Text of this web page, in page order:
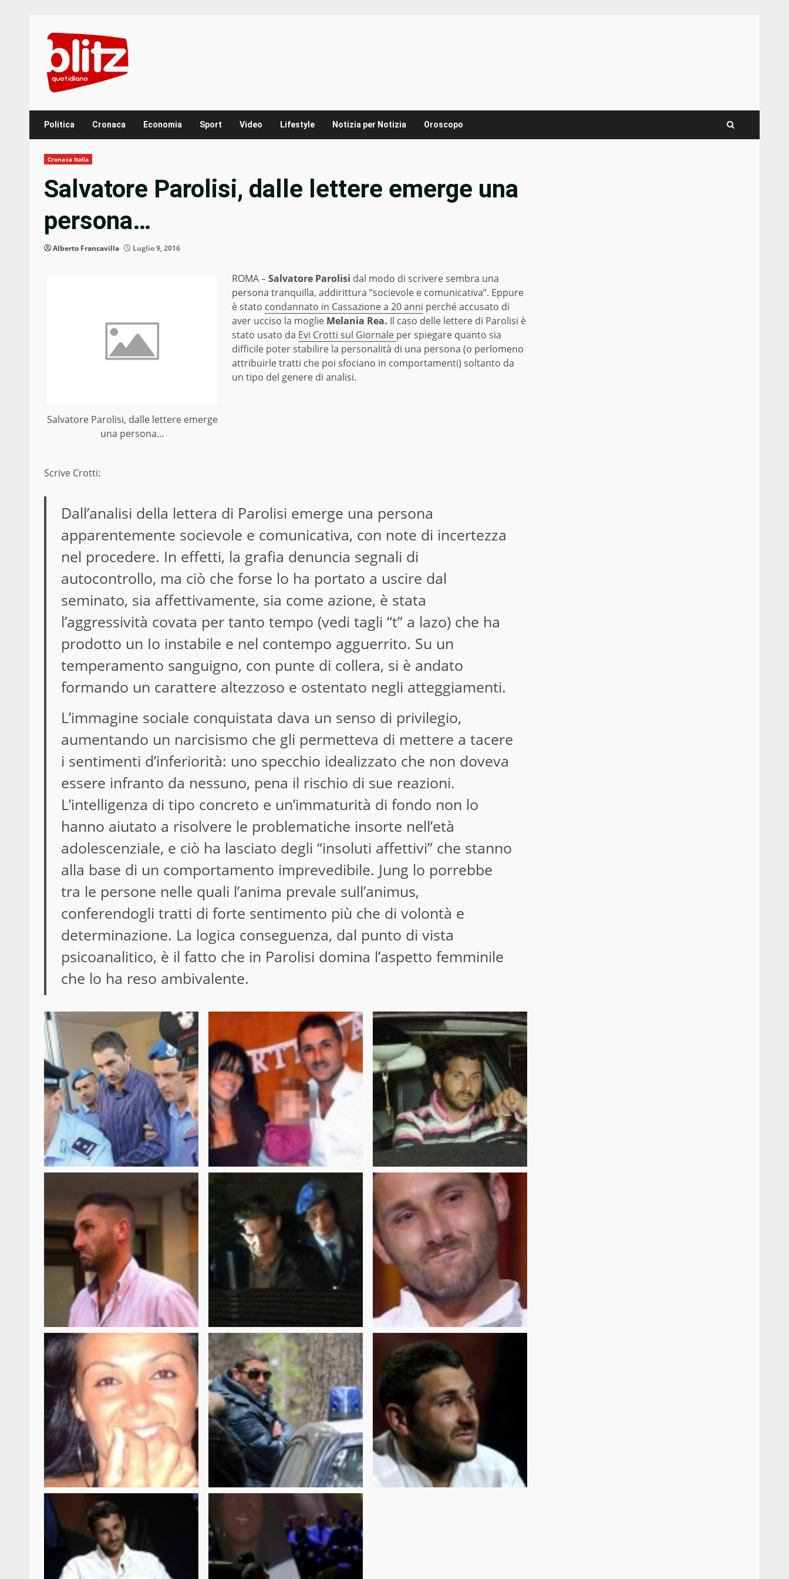
content
Politica Cronaca Economia Sport Video Lifestyle Notizia per Notizia Oroscopo
Cronaca Italia
Salvatore Parolisi, dalle lettere emerge una
persona…
Alberto Francavilla Luglio 9, 2016
Salvatore Parolisi, dalle lettere emerge
una persona…
ROMA –Salvatore Parolisi dal modo di scrivere sembra una
persona tranquilla, addirittura “socievole e comunicativa”. Eppure
è stato condannato in Cassazione a 20 anni perché accusato di
aver ucciso la moglie Melania Rea. Il caso delle lettere di Parolisi è
stato usato da Evi Crotti sul Giornale per spiegare quanto sia
difficile poter stabilire la personalità di una persona (o perlomeno
attribuirle tratti che poi sfociano in comportamenti) soltanto da
un tipo del genere di analisi.
Scrive Crotti:
Dall’analisi della lettera di Parolisi emerge una persona
apparentemente socievole e comunicativa, con note di incertezza
nel procedere. In effetti, la grafia denuncia segnali di
autocontrollo, ma ciò che forse lo ha portato a uscire dal
seminato, sia affettivamente, sia come azione, è stata
l’aggressività covata per tanto tempo (vedi tagli “t” a lazo) che ha
prodotto un Io instabile e nel contempo agguerrito. Su un
temperamento sanguigno, con punte di collera, si è andato
formando un carattere altezzoso e ostentato negli atteggiamenti.
L’immagine sociale conquistata dava un senso di privilegio,
aumentando un narcisismo che gli permetteva di mettere a tacere
i sentimenti d’inferiorità: uno specchio idealizzato che non doveva
essere infranto da nessuno, pena il rischio di sue reazioni.
L’intelligenza di tipo concreto e un’immaturità di fondo non lo
hanno aiutato a risolvere le problematiche insorte nell’età
adolescenziale, e ciò ha lasciato degli “insoluti affettivi” che stanno
alla base di un comportamento imprevedibile. Jung lo porrebbe
tra le persone nelle quali l’anima prevale sull’animus,
conferendogli tratti di forte sentimento più che di volontà e
determinazione. La logica conseguenza, dal punto di vista
psicoanalitico, è il fatto che in Parolisi domina l’aspetto femminile
che lo ha reso ambivalente.